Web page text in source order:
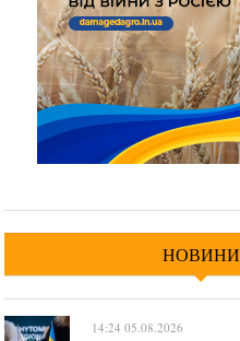
НОВИНИ
14:24 05.08.2026